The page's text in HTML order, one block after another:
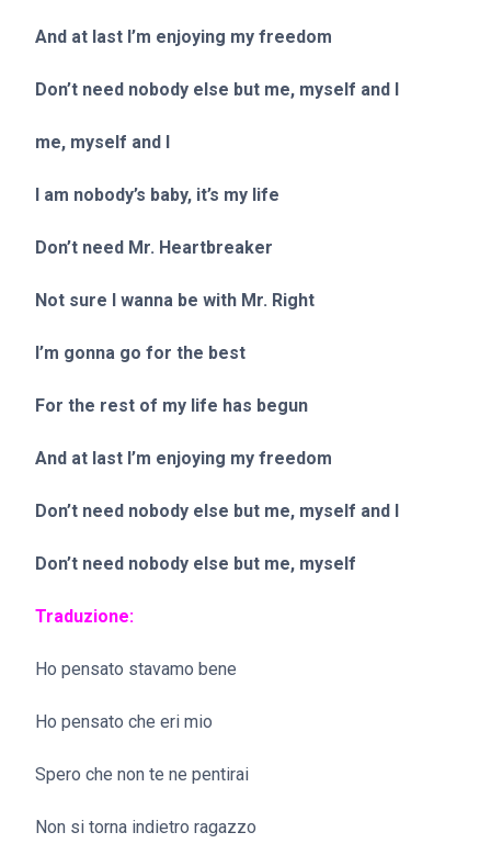
And at last I’m enjoying my freedom
Don’t need nobody else but me, myself and I
me, myself and I
I am nobody’s baby, it’s my life
Don’t need Mr. Heartbreaker
Not sure I wanna be with Mr. Right
I’m gonna go for the best
For the rest of my life has begun
And at last I’m enjoying my freedom
Don’t need nobody else but me, myself and I
Don’t need nobody else but me, myself
Traduzione:
Ho pensato stavamo bene
Ho pensato che eri mio
Spero che non te ne pentirai
Non si torna indietro ragazzo